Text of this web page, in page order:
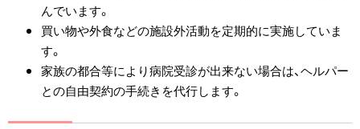
んでいます。
買い物や外食などの施設外活動を定期的に実施していま
す。
家族の都合等により病院受診が出来ない場合は、ヘルパー
との自由契約の手続きを代行します。